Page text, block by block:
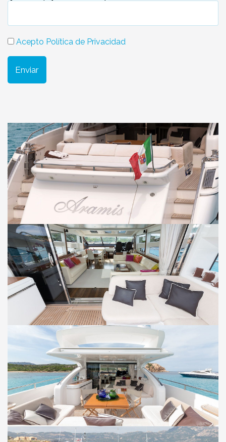
Acepto Política de Privacidad